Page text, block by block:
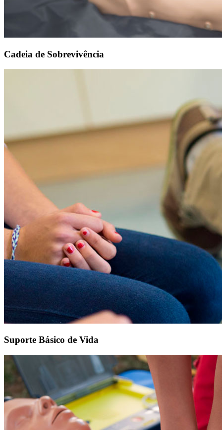
Cadeia de Sobrevivência
Suporte Básico de Vida